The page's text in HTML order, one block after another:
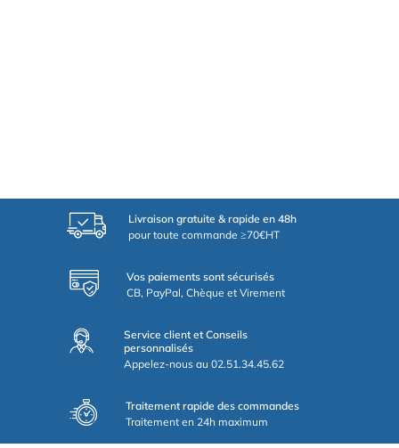
Livraison gratuite & rapide en 48h
pour toute commande ≥70€HT
Vos paiements sont sécurisés
CB, PayPal, Chèque et Virement
Service client et Conseils
personnalisés
Appelez-nous au 02.51.34.45.62
Traitement rapide des commandes
Traitement en 24h maximum